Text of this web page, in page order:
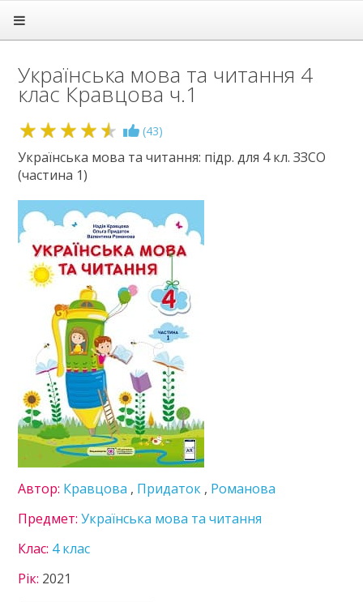
Підручники
1 клас
2 клас
4 клас
Англійська мова
Дизайн і технології
Інформатика
Іспанська мова
Літературне читання
Математика
Мистецтво
Мови нац. меншин
Німецька мова
Українська мова
Французька мова
Я досліджую світ
5 клас
6 клас
7 клас
8 клас
11 клас
ГДЗ
Статті
Зв'язок
Українська мова та читання 4
клас Кравцова ч.1
4.5 (43)
Українська мова та читання: підр. для 4 кл. ЗЗСО
(частина 1)
Автор: Кравцова , Придаток , Романова
Предмет:Українська мова та читання
Клас: 4 клас
Рік: 2021